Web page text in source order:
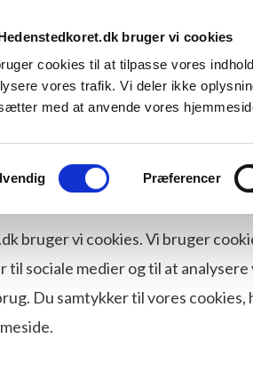
bruger vi cookies
cookies til at tilpasse vores
vores trafik. Vi deler ikke
med at anvende vores
Præferencer
Forside
bruger vi cookies. Vi bruger
til sociale medier og til at
Du samtykker til vores